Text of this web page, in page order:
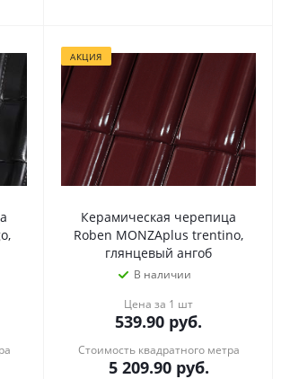
АКЦИЯ
Керамическая черепица
Roben MONZAplus trentino,
глянцевый ангоб
В наличии
Цена за 1 шт
539.90 руб.
Стоимость квадратного метра
5 209.90руб.